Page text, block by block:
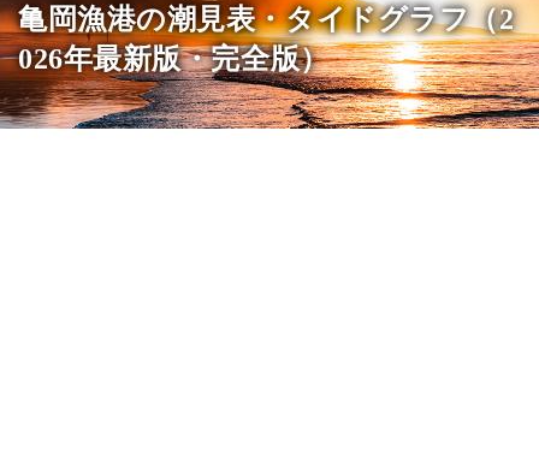
亀岡漁港の潮見表・タイドグラフ（2
026年最新版・完全版）